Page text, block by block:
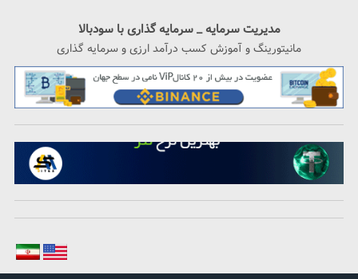
مدیریت سرمایه _ سرمایه گذاری با سودبالا
مانیتورینگ و آموزش کسب درآمد ارزی و سرمایه گذاری